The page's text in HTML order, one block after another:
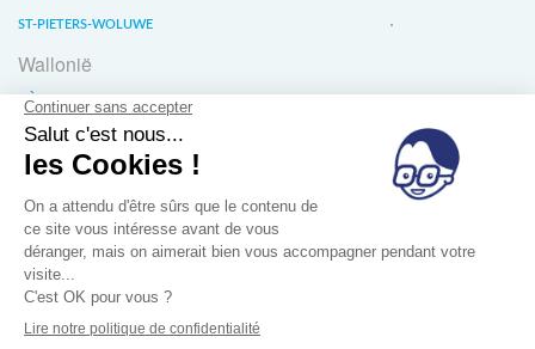
ST-PIETERS-WOLUWE
Wallonië
LIÈGE
WATERLOO
WAVER
Over ons Verkoopvoorwaarde